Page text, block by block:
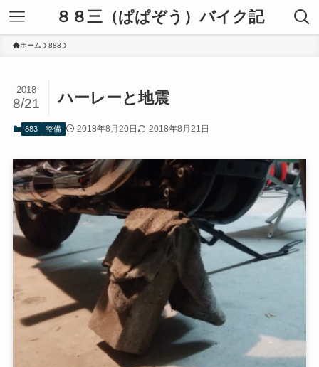
８８三（ぱぱぞう）バイク記
ホーム 883
ハーレーと地震
2018
8/21
883 整備 2018年8月20日 2018年8月21日